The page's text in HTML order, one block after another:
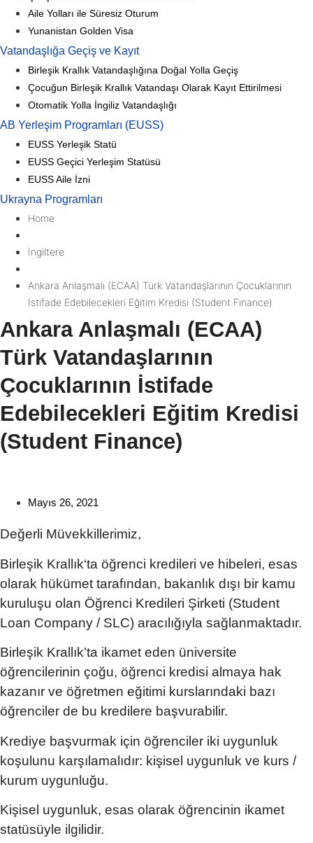
Aile Yolları ile Süresiz Oturum
Yunanistan Golden Visa
Vatandaşlığa Geçiş ve Kayıt
Birleşik Krallık Vatandaşlığına Doğal Yolla Geçiş
Çocuğun Birleşik Krallık Vatandaşı Olarak Kayıt Ettirilmesi
Otomatik Yolla İngiliz Vatandaşlığı
AB Yerleşim Programları (EUSS)
EUSS Yerleşik Statü
EUSS Geçici Yerleşim Statüsü
EUSS Aile İzni
Ukrayna Programları
Home
İngiltere
Ankara Anlaşmalı (ECAA) Türk Vatandaşlarının Çocuklarının
İstifade Edebilecekleri Eğitim Kredisi (Student Finance)
Ankara Anlaşmalı (ECAA)
Türk Vatandaşlarının
Çocuklarının İstifade
Edebilecekleri Eğitim Kredisi
(Student Finance)
Mayıs 26, 2021
Değerli Müvekkillerimiz,
Birleşik Krallık‘ta öğrenci kredileri ve hibeleri, esas
olarak hükümet tarafından, bakanlık dışı bir kamu
kuruluşu olan Öğrenci Kredileri Şirketi (Student
Loan Company / SLC) aracılığıyla sağlanmaktadır.
Birleşik Krallık’ta ikamet eden üniversite
öğrencilerinin çoğu, öğrenci kredisi almaya hak
kazanır ve öğretmen eğitimi kurslarındaki bazı
öğrenciler de bu kredilere başvurabilir.
Krediye başvurmak için öğrenciler iki uygunluk
koşulunu karşılamalıdır: kişisel uygunluk ve kurs /
kurum uygunluğu.
Kişisel uygunluk, esas olarak öğrencinin ikamet
statüsüyle ilgilidir.